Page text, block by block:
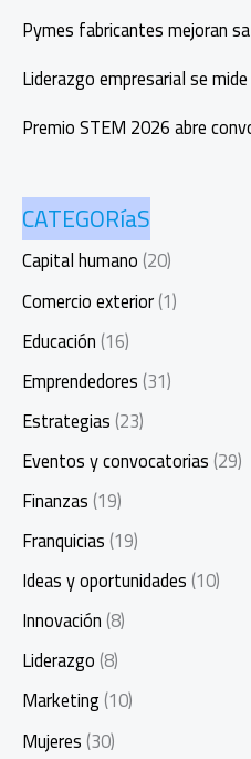
Pymes fabricantes mejoran
Liderazgo empresarial se
Premio STEM 2026 abre
CATEGORíaS
Capital humano(20)
Comercio exterior(1)
Educación(16)
Emprendedores(31)
Estrategias(23)
Eventos y convocatorias(29)
Finanzas(19)
Franquicias(19)
Ideas y oportunidades(10)
Innovación(8)
Liderazgo(8)
Marketing(10)
Mujeres(30)